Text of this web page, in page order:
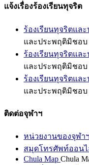
แจ้งเรื่องร้องเรียนทุจริต
ร้องเรียนทุจริตแล
และประพฤติมิชอบ
ร้องเรียนทุจริตแล
และประพฤติมิชอบ
ร้องเรียนทุจริตแล
และประพฤติมิชอบ
ติดต่อจุฬาฯ
หน่วยงานของจุฬาฯ
สมุดโทรศัพท์ออน
Chula Map Chula